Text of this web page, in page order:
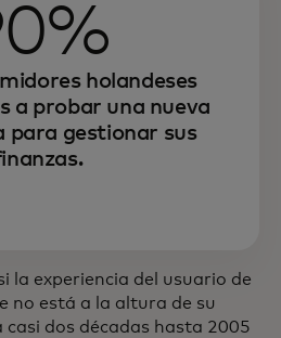
holandeses
a probar una nueva
para gestionar sus
la experiencia del usuario de
no está a la altura de su
dos décadas hasta 2005